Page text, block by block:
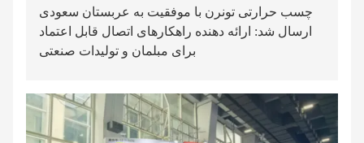
چسب حرارتی تونرن با موفقیت به عربستان سعودی
ارسال شد: ارائه دهنده راهکارهای اتصال قابل اعتماد
برای مبلمان و تولیدات صنعتی